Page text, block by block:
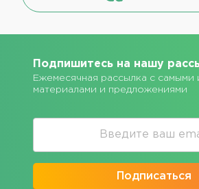
Подпишитесь на нашу
Ежемесячная рассылка с самыми
материалами и предложениями
Подписаться